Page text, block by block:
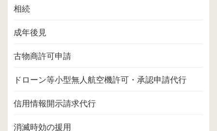
相続
成年後見
古物商許可申請
ドローン等小型無人航空機許可・承認申請代行
信用情報開示請求代行
消滅時効の援用